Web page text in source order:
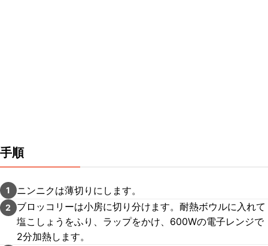
手順
1 ニンニクは薄切りにします。
2
ブロッコリーは小房に切り分けます。耐熱ボウルに入れて
塩こしょうをふり、ラップをかけ、600Wの電子レンジで
2分加熱します。